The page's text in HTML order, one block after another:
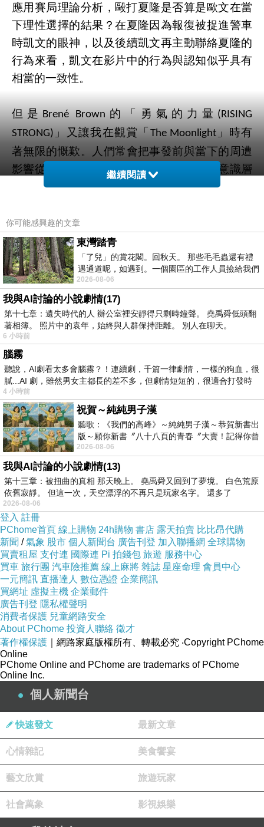
應用賽局理論分析，毆打夏隆是否算是歐文在當
下理性選擇的結果 ？在夏隆因為報復被捉進警車
時凱文的眼神 ，以及後續凱文再主動聯絡夏隆的
行為來看 ，凱文在影片中的行為與認知似乎具有
相當的一致性。
但是 Brené Brown 的「勇氣的力量 (RISING
STRONG) 」又讓我在觀賞「 The Moonlight 」時有
著無限的慨歎。
人們常會把事發前與當下的周遭
影響從腦裡搬到心裡，更把挫折與苦難從意識層
移往潛意識中，而後續的處理與遭遇就如
以“確認偏誤”與“認知失調”來催眠自我，虛構情
節，逃避真實的自己。
勇氣需要學習，勇氣需要覺察與堅持
老子道德
經：慈故能勇。The Moonlight
覺察並且堅持自己初心，似乎才能更加貼近經濟
學上個體是具有理性的假說，勇敢
“主動改變”
堅持理性選擇下的策略執行，才有可能獲致真正
知行一致的當下滿足。
(二)問題：
當環境因素使我們採取某些行為，如果能進行覺
察，並且發現與自身認知不一致時…我們是否能
有勇氣堅持改變？又或者當下的行為就是理性選
擇下的最佳結果？事後的悔悟與改變是因為時境
遷移又有新因素加入而衍生新的認知與行為？但
如果沒有悔悟又會是因為個體心智利用“認知失
調”來催眠自我嗎？
上一篇：從電影看社會心理:The Imitation Game-人類社會中Outlier的悲苦,榮耀,困境與價值
下一篇：從電影看社會心理: Bowling for Columbine–自由可以依當下個體知情意行而量身訂做嗎?還是我偏激了~
繼續閱讀
你可能感興趣的文章
東灣踏青
「了兒」的賞花閣。回秋天。 那些毛毛蟲還有禮
遇通道呢，如遇到。一個園區的工作人員撿給我們
細賞。
2026-08-06
我與AI討論的小說劇情(17)
第十七章：遺失時代的人 辦公室裡安靜得只剩時鐘聲。 堯禹舜低頭翻
著相簿。 照片中的袁年，始終與人群保持距離。 別人在聊天。
6 小時前
腦霧
聽說，AI劇看太多會腦霧？！連續劇，千篇一律劇情，一樣的狗血，很
膩...AI 劇，雖然男女主都長的差不多，但劇情短短的，很適合打發時
4 小時前
祝賀～純純男子漢
聽歌：《我們的高峰》～純純男子漢～恭賀新書出
版～願你新書〞八十八頁的青春〞大賣！記得你曾
經在我的版留言…「好讚的圖^^感覺大家
2026-08-06
我與AI討論的小說劇情(13)
第十三章：被扭曲的真相 那天晚上。 堯禹舜又回到了夢境。 白色荒原
依舊寂靜。 但這一次，天空漂浮的不再只是玩家名字。 還多了
2026-08-06
登入 註冊
PChome首頁 線上購物 24h購物 書店 露天拍賣 比比昂代購
新聞 /氣象 股市 個人新聞台 廣告刊登 加入聯播網 全球購物
買賣租屋 支付連 國際連 Pi 拍錢包 旅遊 服務中心
買車 旅行團 汽車險推薦 線上麻將 雜誌 星座命理 會員中心
一元簡訊 直播達人 數位憑證 企業簡訊
買網址 虛擬主機 企業郵件
廣告刊登 隱私權聲明
消費者保護 兒童網路安全
About PChome 投資人聯絡 徵才
著作權保護 ｜網路家庭版權所有、轉載必究 ‧Copyright PChome
Online
PChome Online and PChome are trademarks of PChome
Online Inc.
個人新聞台
快速發文 最新文章
心情雜記 美食饗宴
藝文欣賞 旅遊玩家
社會萬象 影視娛樂